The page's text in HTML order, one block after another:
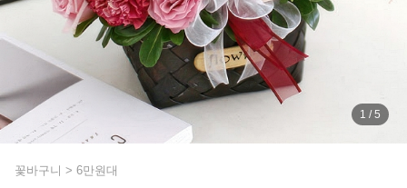
1 / 5
꽃바구니 > 6만원대